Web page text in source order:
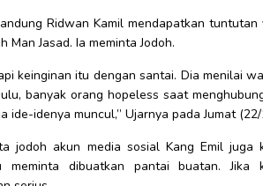
Ridwan Kamil mendapatkan
Man Jasad. Ia meminta Jodoh.
keinginan itu dengan santai. Dia menilai
banyak orang hopeless saat
ide-idenya muncul,” Ujarnya pada Jumat
jodoh akun media sosial Kang Emil
meminta dibuatkan pantai buatan.